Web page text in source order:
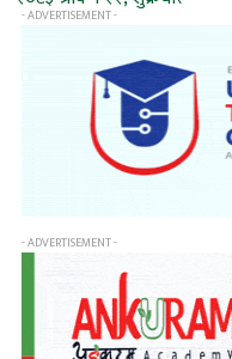
- ADVERTISEMENT -
- ADVERTISEMENT -